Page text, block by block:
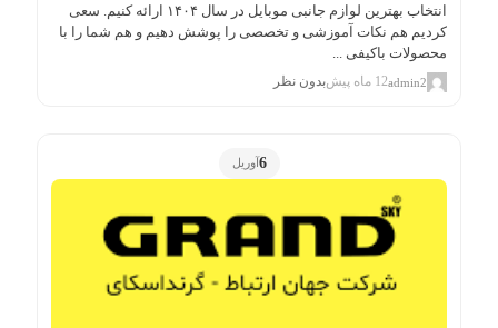
انتخاب بهترین لوازم جانبی موبایل در سال ۱۴۰۴ ارائه کنیم. سعی
کردیم هم نکات آموزشی و تخصصی را پوشش دهیم و هم شما را با
محصولات باکیفی ...
admin212 ماه پیش بدون نظر
6 آوریل